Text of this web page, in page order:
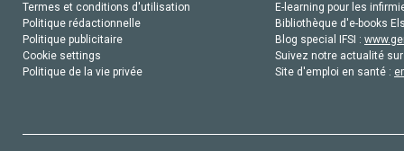
Termes et conditions d'utilisation
Politique rédactionnelle
Politique publicitaire
Cookie settings
Politique de la vie privée
E-learning pour les
Bibliothèque d'e-books
Blog special IFSI :
Suivez notre actualité
Site d'emploi en santé :